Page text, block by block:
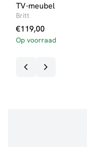
TV-meubel
Britt
€119,00
Op voorraad